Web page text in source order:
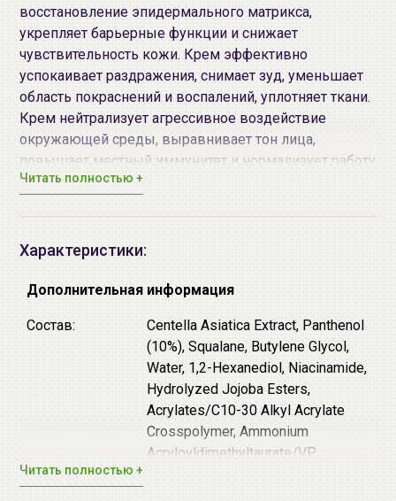
восстановление эпидермального матрикса,
укрепляет барьерные функции и снижает
чувствительность кожи. Крем эффективно
успокаивает раздражения, снимает зуд, уменьшает
область покраснений и воспалений, уплотняет ткани.
Крем нейтрализует агрессивное воздействие
окружающей среды, выравнивает тон лица,
повышает местный иммунитет и нормализует работу
сальных желёз.
испарению влаги и способствует поддержанию
Крем отлично подойдёт даже для самой
не содержит отдушек, красителей, парабенов и
силиконов. Обладает лёгкой приятной текстурой,
быстро впитывается и не утяжеляет.
Основной компонент крема - 10% пантенола, он
оказывает ярко выраженное заживляющее
действие, активизирует восстановление
целостности кожных покровов, сводит к минимуму
воспалительные процессы. Борется с зудом и
Читать полностью +
Характеристики:
Дополнительная информация
Состав:
Centella Asiatica Extract, Panthenol
(10%), Squalane, Butylene Glycol,
Water, 1,2-Hexanediol, Niacinamide,
Hydrolyzed Jojoba Esters,
Acrylates/C10-30 Alkyl Acrylate
Crosspolymer, Ammonium
Acryloyldimethyltaurate/VP
Читать полностью +